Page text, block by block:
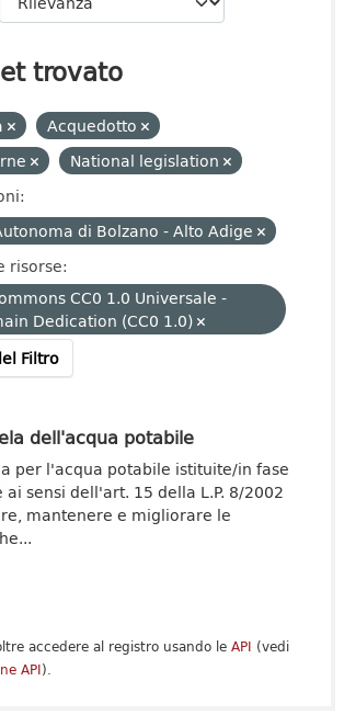
trovato
Acquedotto
National legislation
di Bolzano - Alto Adige
risorse:
CC0 1.0 Universale -
Dedication (CC0 1.0)
Filtro
dell'acqua potabile
per l'acqua potabile istituite/in fase
sensi dell'art. 15 della L.P. 8/2002
mantenere e migliorare le
accedere al registro usando le API (vedi
API).